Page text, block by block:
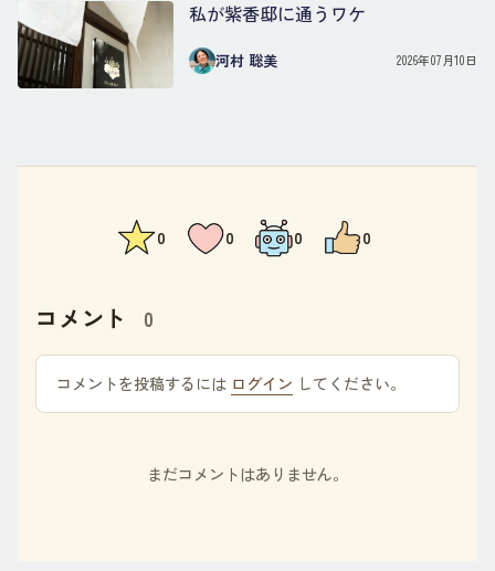
私が紫香邸に通うワケ
河村 聡美 2026年07月10日
0 0 0 0
コメント 0
コメントを投稿するには ログイン してください。
まだコメントはありません。